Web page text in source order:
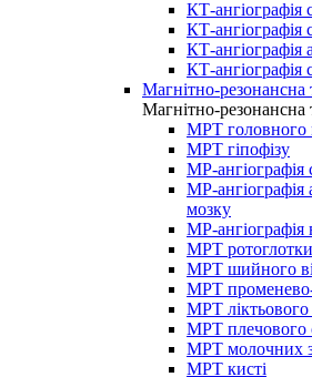
КТ-ангіографія
КТ-ангіографія
КТ-ангіографія
КТ-ангіографія
Магнітно-
Магнітно-
МРТ головного
МРТ гіпофізу
МР-ангіографія
МР-ангіографія
мозку
МР-ангіографія
МРТ ротоглотки
МРТ шийного
МРТ променево-
МРТ ліктьового
МРТ плечового
МРТ молочних
МРТ кисті